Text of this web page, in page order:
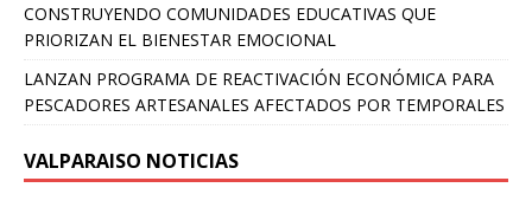
CONSTRUYENDO COMUNIDADES EDUCATIVAS QUE
PRIORIZAN EL BIENESTAR EMOCIONAL
LANZAN PROGRAMA DE REACTIVACIÓN ECONÓMICA PARA
PESCADORES ARTESANALES AFECTADOS POR TEMPORALES
VALPARAISO NOTICIAS